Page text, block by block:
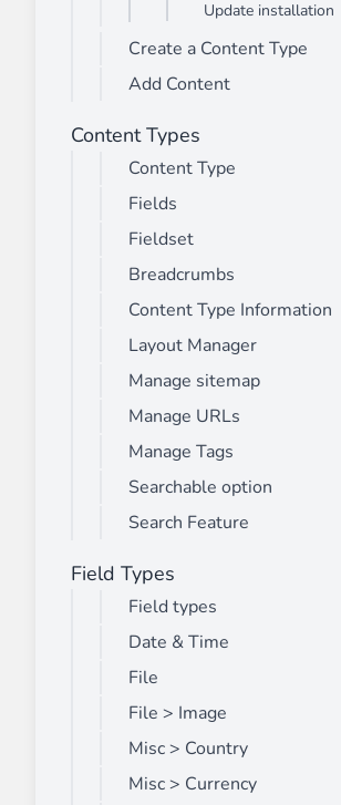
Advanced Mega
________
Construisez et
Monetico CM-CIC
________
La meilleure
⟶ découvrir
Advanced JS Bundling
________
Améliorez les
⟶ découvrir
Front End Visual
________
Organisez
Customer Item Stock
________
Update installation
Create a Content Type
Add Content
Content Types
Content Type
Fields
Fieldset
Breadcrumbs
Content Type Information
Layout Manager
Manage sitemap
Manage URLs
Manage Tags
Searchable option
Search Feature
Field Types
Field types
Date & Time
File
File > Image
Misc > Country
Misc > Currency